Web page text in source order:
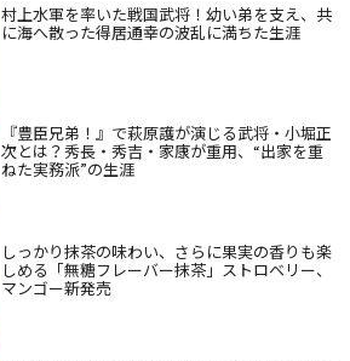
村上水軍を率いた戦国武将！幼い弟を支え、共
に海へ散った得居通幸の波乱に満ちた生涯
『豊臣兄弟！』で萩原護が演じる武将・小堀正
次とは？秀長・秀吉・家康が重用、“出家を重
ねた実務派”の生涯
しっかり抹茶の味わい、さらに果実の香りも楽
しめる「無糖フレーバー抹茶」ストロベリー、
マンゴー新発売